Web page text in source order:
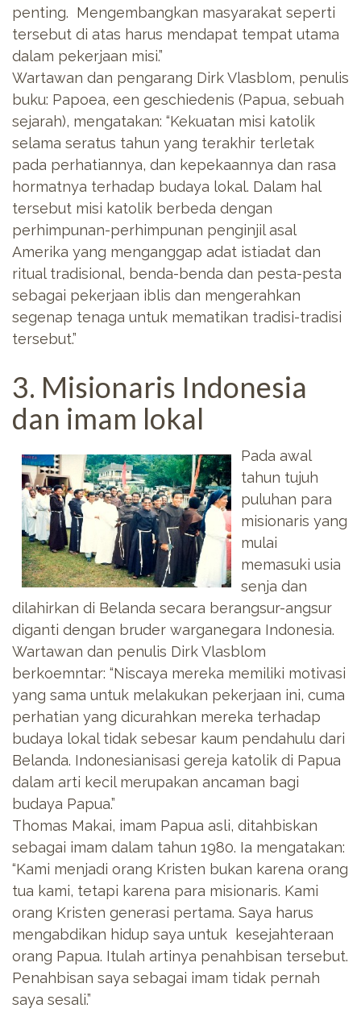
penting. Mengembangkan masyarakat seperti
tersebut di atas harus mendapat tempat utama
dalam pekerjaan misi.”
Wartawan dan pengarang Dirk Vlasblom, penulis
buku: Papoea, een geschiedenis (Papua, sebuah
sejarah), mengatakan: “Kekuatan misi katolik
selama seratus tahun yang terakhir terletak
pada perhatiannya, dan kepekaannya dan rasa
hormatnya terhadap budaya lokal. Dalam hal
tersebut misi katolik berbeda dengan
perhimpunan-perhimpunan penginjil asal
Amerika yang menganggap adat istiadat dan
ritual tradisional, benda-benda dan pesta-pesta
sebagai pekerjaan iblis dan mengerahkan
segenap tenaga untuk mematikan tradisi-tradisi
tersebut.”
3. Misionaris Indonesia
dan imam lokal
Pada awal
tahun tujuh
puluhan para
misionaris yang
mulai
memasuki usia
senja dan
dilahirkan di Belanda secara berangsur-angsur
diganti dengan bruder warganegara Indonesia.
Wartawan dan penulis Dirk Vlasblom
berkoemntar: “Niscaya mereka memiliki motivasi
yang sama untuk melakukan pekerjaan ini, cuma
perhatian yang dicurahkan mereka terhadap
budaya lokal tidak sebesar kaum pendahulu dari
Belanda. Indonesianisasi gereja katolik di Papua
dalam arti kecil merupakan ancaman bagi
budaya Papua.”
Thomas Makai, imam Papua asli, ditahbiskan
sebagai imam dalam tahun 1980. Ia mengatakan:
“Kami menjadi orang Kristen bukan karena orang
tua kami, tetapi karena para misionaris. Kami
orang Kristen generasi pertama. Saya harus
mengabdikan hidup saya untuk kesejahteraan
orang Papua. Itulah artinya penahbisan tersebut.
Penahbisan saya sebagai imam tidak pernah
saya sesali.”